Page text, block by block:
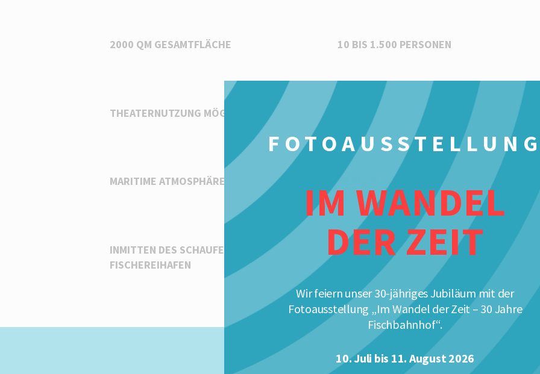
2000 QM GESAMTFLÄCHE 10 BIS 1.500 PERSONEN
THEATERNUTZUNG MÖGLICH STEGANLAGE FÜR SPORTBOOTE
MARITIME ATMOSPHÄRE
WLAN, MODERNE
VERANSTALTUNGSTECHNIK
INMITTEN DES SCHAUFENSTER
FISCHEREIHAFEN
ANLIEFERUNG MIT LKW (40T)
FOTOAUSSTELLUNG
IM WANDEL
DER ZEIT
Wir feiern unser 30-jähriges Jubiläum mit der
Fotoausstellung „Im Wandel der Zeit – 30 Jahre
Fischbahnhof“.
10. Juli bis 11. August 2026